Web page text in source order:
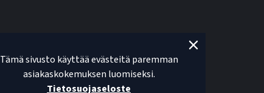
Tämä sivusto käyttää evästeitä paremman
asiakaskokemuksen luomiseksi.
Tietosuojaseloste